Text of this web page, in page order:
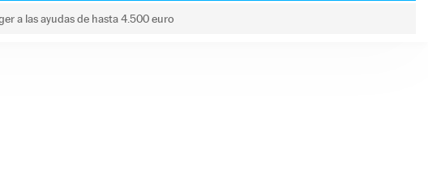
a las ayudas de hasta 4.500 euro